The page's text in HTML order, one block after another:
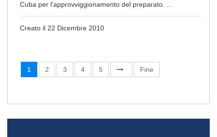
Cuba per l'approvviggionamento del preparato. ...
Creato il 22 Dicembre 2010
1 2 3 4 5 Fine